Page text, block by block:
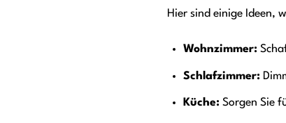
Hier sind einige Ideen,
Wohnzimmer:
Schlafzimmer:
Küche: Sorgen Sie